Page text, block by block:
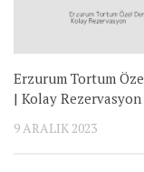
Erzurum Tortum
| Kolay Rezervasyon
9 ARALIK 2023